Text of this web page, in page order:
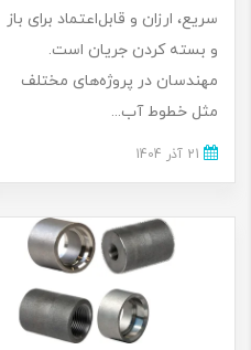
سریع، ارزان و قابل‌اعتماد برای باز
و بسته کردن جریان است.
مهندسان در پروژه‌های مختلف
مثل خطوط آب...